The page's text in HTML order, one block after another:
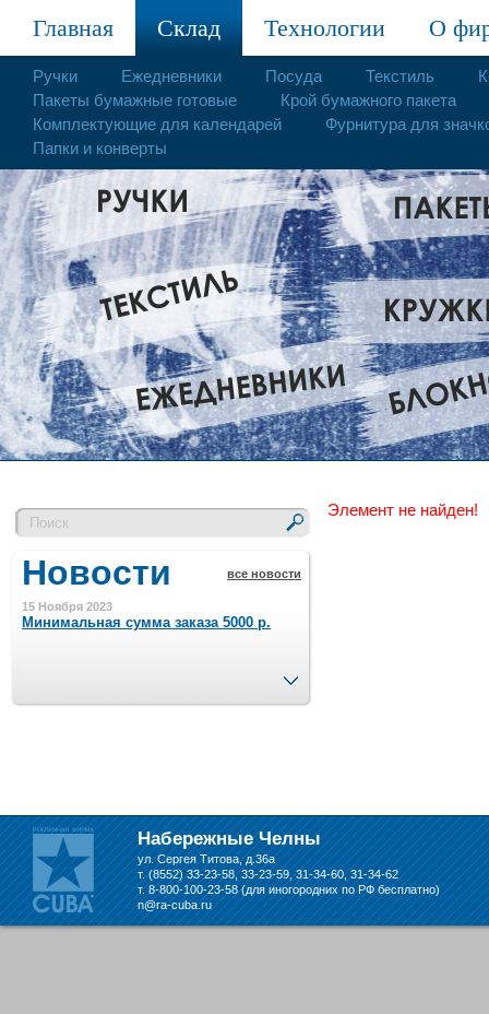
Главная Склад Технологии О
Ручки Ежедневники Посуда Текстиль
Пакеты бумажные готовые
Крой бумажного пакета
Комплектующие для календарей
Фурнитура для
Папки и конверты
Новости все новости
15 Ноября 2023
Минимальная сумма заказа 5000 р.
Шляпные коробочки производим
производим в Набережных Челнах
13 Мая 2019
Лазерная гравировка по кругу в
Набережных Челнах
Элемент не найден!
Набережные Челны
ул. Сергея Титова, д.36а
т. (8552) 33-23-58, 33-23-59, 31-34-60, 31-34-62
т. 8-800-100-23-58 (для иногородних по РФ бесплатно)
n@ra-cuba.ru